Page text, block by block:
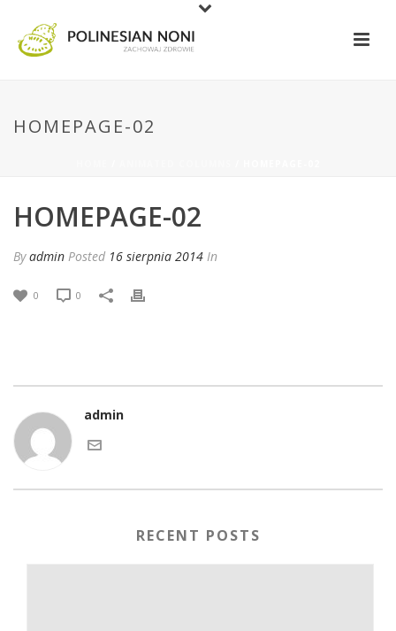
HOMEPAGE-02
HOMEPAGE-02
Byadmin Posted 16 sierpnia 2014 In
0 0
admin
RECENT POSTS